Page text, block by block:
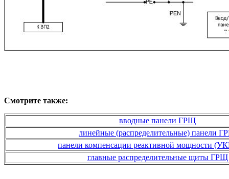
Смотрите также:
вводные панели ГРЩ
линейные (распределительные) панели
панели компенсации реактивной мощности
главные распределительные щиты ГРЩ